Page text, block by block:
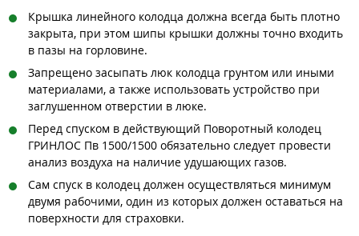
Крышка линейного колодца должна всегда быть плотно
закрыта, при этом шипы крышки должны точно входить
в пазы на горловине.
Запрещено засыпать люк колодца грунтом или иными
материалами, а также использовать устройство при
заглушенном отверстии в люке.
Перед спуском в действующий Поворотный колодец
ГРИНЛОС Пв 1500/1500 обязательно следует провести
анализ воздуха на наличие удушающих газов.
Сам спуск в колодец должен осуществляться минимум
двумя рабочими, один из которых должен оставаться на
поверхности для страховки.